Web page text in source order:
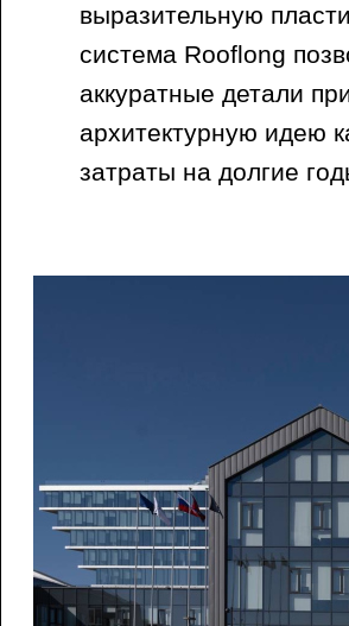
выразительную
система Rooflong
аккуратные детали
архитектурную идею
затраты на долгие